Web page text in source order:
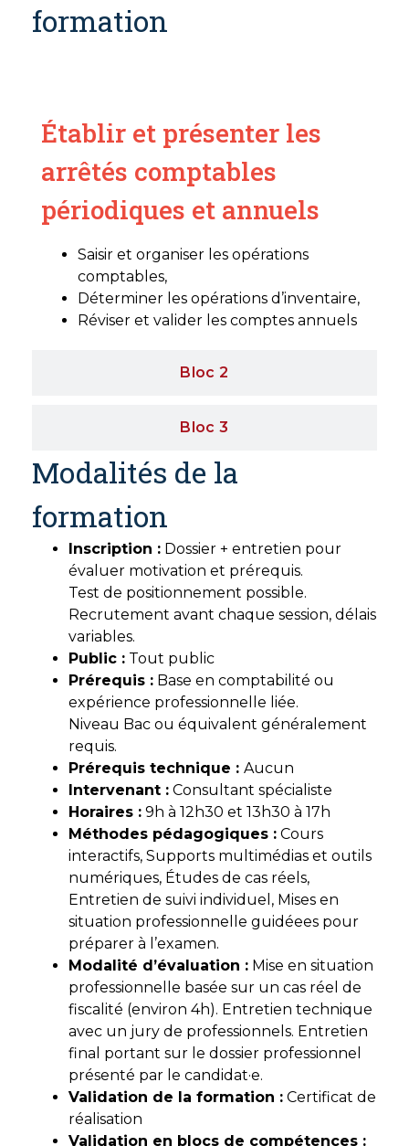
formation
Bloc 2
Bloc 3
Établir et présenter les
arrêtés comptables
périodiques et annuels
Saisir et organiser les opérations
comptables,
Déterminer les opérations d’inventaire,
Réviser et valider les comptes annuels
Modalités de la
formation
Inscription : Dossier + entretien pour
évaluer motivation et prérequis.
Test de positionnement possible.
Recrutement avant chaque session, délais
variables.
Public : Tout public
Prérequis : Base en comptabilité ou
expérience professionnelle liée.
Niveau Bac ou équivalent généralement
requis.
Prérequis technique : Aucun
Intervenant : Consultant spécialiste
Horaires : 9h à 12h30 et 13h30 à 17h
Méthodes pédagogiques : Cours
interactifs, Supports multimédias et outils
numériques, Études de cas réels,
Entretien de suivi individuel, Mises en
situation professionnelle guidéees pour
préparer à l’examen.
Modalité d’évaluation : Mise en situation
professionnelle basée sur un cas réel de
fiscalité (environ 4h). Entretien technique
avec un jury de professionnels. Entretien
final portant sur le dossier professionnel
présenté par le candidat·e.
Validation de la formation : Certificat de
réalisation
Validation en blocs de compétences :